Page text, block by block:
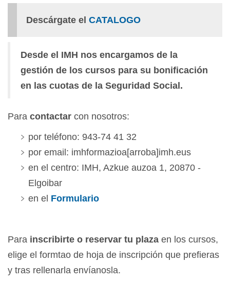
Descárgate el CATALOGO
Desde el IMH nos encargamos de la
gestión de los cursos para su bonificación
en las cuotas de la Seguridad Social.
Para contactar con nosotros:
por teléfono: 943-74 41 32
por email: imhformazioa[arroba]imh.eus
en el centro: IMH, Azkue auzoa 1, 20870 -
Elgoibar
en el Formulario
Para inscribirte o reservar tu plaza en los cursos,
elige el formtao de hoja de inscripción que prefieras
y tras rellenarla envíanosla.